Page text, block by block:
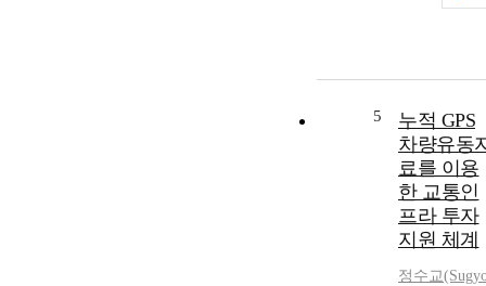
5
누적 GPS
차량유동
료를 이용
한 교통인
프라 투자
지원 체계
정수교